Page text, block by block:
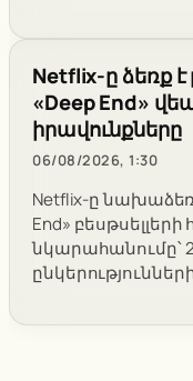
Netflix-ը ձեռք է
«Deep End»
իրավունքները
06/08/2026, 1:30
Netflix-ը
End»
նկարահանումը՝